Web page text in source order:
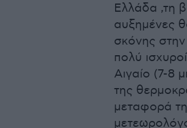
Ελλάδα ,τη
αυξημένες
σκόνης στην
πολύ
Αιγαίο (7-8
της
μεταφορά